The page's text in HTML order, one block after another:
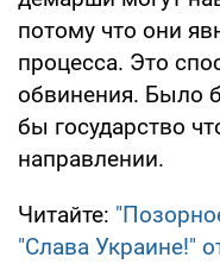
потому что они
процесса. Это
обвинения. Было
бы государство
направлении.
Читайте:
"Слава Украине!"